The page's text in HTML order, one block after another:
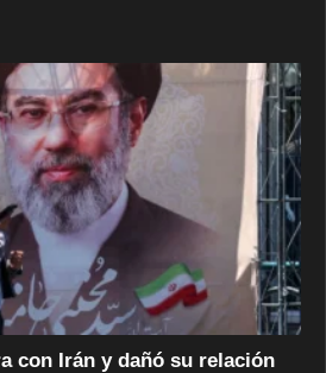
con Irán y dañó su relación